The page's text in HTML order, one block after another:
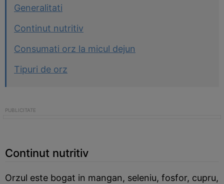
Generalitati
Continut nutritiv
Consumati orz la micul dejun
Tipuri de orz
Continut nutritiv
Orzul este bogat in mangan, seleniu, fosfor, cupru,